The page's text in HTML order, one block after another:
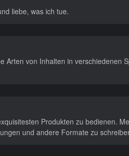
liebe, was ich tue.
Arten von Inhalten in verschiedenen
Produkten zu bedienen.
und andere Formate zu